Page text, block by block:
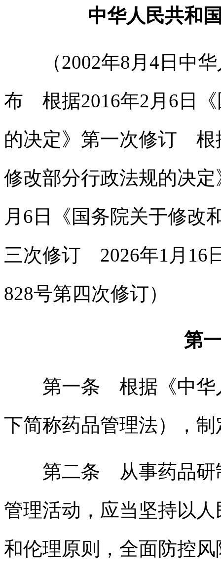
中华人民共和
（2002年8月4日中
布 根据2016年2月6日
的决定》第一次修订 根
修改部分行政法规的决
月6日《国务院关于修改
三次修订 2026年1月16
828号第四次修订）
第
第一条 根据《中华人
下简称药品管理法），
第二条 从事药品研制
管理活动，应当坚持以
和伦理原则，全面防控风